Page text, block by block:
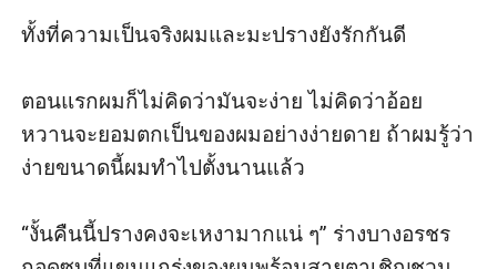
ทั้งที่ความเป็นจริงผมและมะปรางยังรักกันดี
ตอนแรกผมก็ไม่คิดว่ามันจะง่าย ไม่คิดว่าอ้อย
หวานจะยอมตกเป็นของผมอย่างง่ายดาย ถ้าผมรู้ว่า
ง่ายขนาดนี้ผมทำไปตั้งนานแล้ว
“งั้นคืนนี้ปรางคงจะเหงามากแน่ ๆ” ร่างบางอรชร